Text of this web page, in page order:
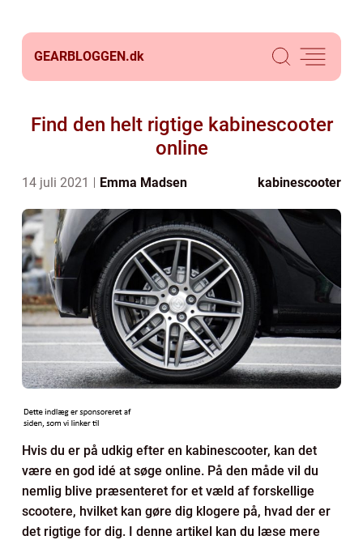
GEARBLOGGEN.dk
Find den helt rigtige kabinescooter
online
14 juli 2021 Emma Madsen kabinescooter
Hvis du er på udkig efter en kabinescooter, kan det
være en god idé at søge online. På den måde vil du
nemlig blive præsenteret for et væld af forskellige
scootere, hvilket kan gøre dig klogere på, hvad der er
det rigtige for dig. I denne artikel kan du læse mere